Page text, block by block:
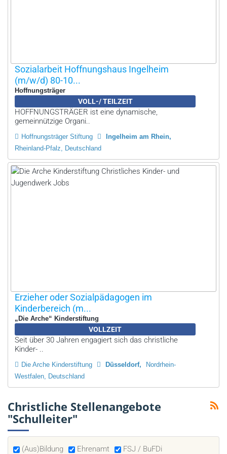
Sozialarbeit Hoffnungshaus Ingelheim
(m/w/d) 80-10...
Hoffnungsträger
VOLL-/ TEILZEIT
HOFFNUNGSTRÄGER ist eine dynamische,
gemeinnützige Organi..
Hoffnungsträger Stiftung
Ingelheim am Rhein
Rheinland-Pfalz, Deutschland
Erzieher oder Sozialpädagogen im
Kinderbereich (m...
„Die Arche“ Kinderstiftung
VOLLZEIT
Seit über 30 Jahren engagiert sich das christliche
Kinder- ..
Die Arche Kinderstiftung Düsseldorf
Nordrhein-
Westfalen, Deutschland
Christliche Stellenangebote
"Schulleiter"
(Aus)Bildung Ehrenamt FSJ / BuFDi